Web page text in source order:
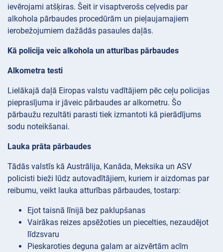
ievērojami atšķiras. Šeit ir visaptverošs ceļvedis par
alkohola pārbaudes procedūrām un pieļaujamajiem
ierobežojumiem dažādās pasaules daļās.
Kā policija veic alkohola un atturības pārbaudes
Alkometra testi
Lielākajā daļā Eiropas valstu vadītājiem pēc ceļu policijas
pieprasījuma ir jāveic pārbaudes ar alkometru. Šo
pārbaužu rezultāti parasti tiek izmantoti kā pierādījums
sodu noteikšanai.
Lauka prāta pārbaudes
Tādās valstīs kā Austrālija, Kanāda, Meksika un ASV
policisti bieži lūdz autovadītājiem, kuriem ir aizdomas par
reibumu, veikt lauka atturības pārbaudes, tostarp:
Ejot taisnā līnijā bez paklupšanas
Vairākas reizes apsēžoties un piecelties, nezaudējot
līdzsvaru
Pieskaroties deguna galam ar aizvērtām acīm